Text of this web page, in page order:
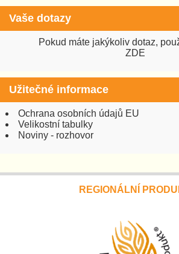
Vaše dotazy
Pokud máte jakýkoliv dotaz,
ZDE
Užitečné informace
Ochrana osobních údajů EU
Velikostní tabulky
Noviny - rozhovor
REGIONÁLNÍ